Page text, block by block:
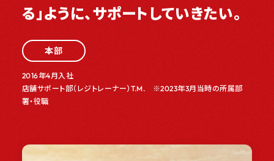
る」ように、サポートしていきたい。
本部
2016年4月入社
店舗サポート部（レジトレーナー）T.M. ※2023年3月当時の所属部
署・役職